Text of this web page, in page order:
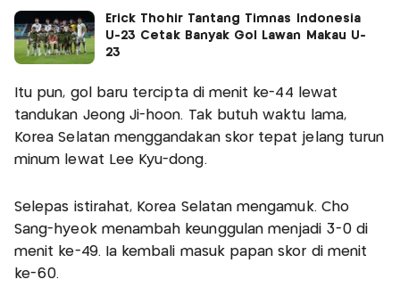
Erick Thohir Tantang Timnas Indonesia
U-23 Cetak Banyak Gol Lawan Makau U-
23
Itu pun, gol baru tercipta di menit ke-44 lewat
tandukan Jeong Ji-hoon. Tak butuh waktu lama,
Korea Selatan menggandakan skor tepat jelang turun
minum lewat Lee Kyu-dong.
Selepas istirahat, Korea Selatan mengamuk. Cho
Sang-hyeok menambah keunggulan menjadi 3-0 di
menit ke-49. Ia kembali masuk papan skor di menit
ke-60.